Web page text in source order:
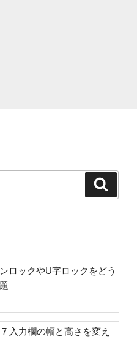
ロックやU字ロックをどう
入力欄の幅と高さを変え